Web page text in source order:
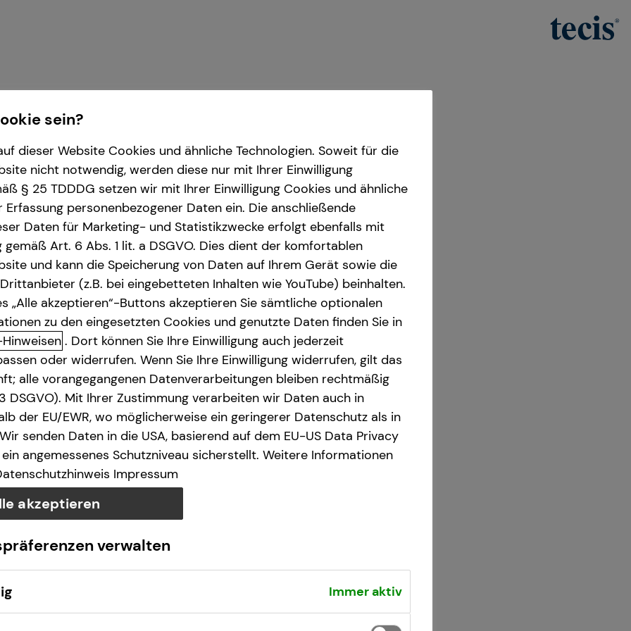
die tecis Finanzdienstleistungen AG
§ 18 Abs. 2 MStV
sein?
dieser Website Cookies und ähnliche Technologien. Soweit für die
nicht notwendig, werden diese nur mit Ihrer Einwilligung
§ 25 TDDDG setzen wir mit Ihrer Einwilligung Cookies und ähnliche
Erfassung personenbezogener Daten ein. Die anschließende
Daten für Marketing- und Statistikzwecke erfolgt ebenfalls mit
gemäß Art. 6 Abs. 1 lit. a DSGVO. Dies dient der komfortablen
und kann die Speicherung von Daten auf Ihrem Gerät sowie die
(z.B. bei eingebetteten Inhalten wie YouTube) beinhalten.
„Alle akzeptieren“-Buttons akzeptieren Sie sämtliche optionalen
zu den eingesetzten Cookies und genutzte Daten finden Sie in
. Dort können Sie Ihre Einwilligung auch jederzeit
oder widerrufen. Wenn Sie Ihre Einwilligung widerrufen, gilt das
alle vorangegangenen Datenverarbeitungen bleiben rechtmäßig
DSGVO). Mit Ihrer Zustimmung verarbeiten wir Daten auch in
der EU/EWR, wo möglicherweise ein geringerer Datenschutz als in
senden Daten in die USA, basierend auf dem EU-US Data Privacy
angemessenes Schutzniveau sicherstellt. Weitere Informationen
Impressum
akzeptieren
verwalten
Immer aktiv